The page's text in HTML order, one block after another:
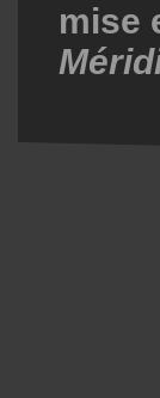
mise